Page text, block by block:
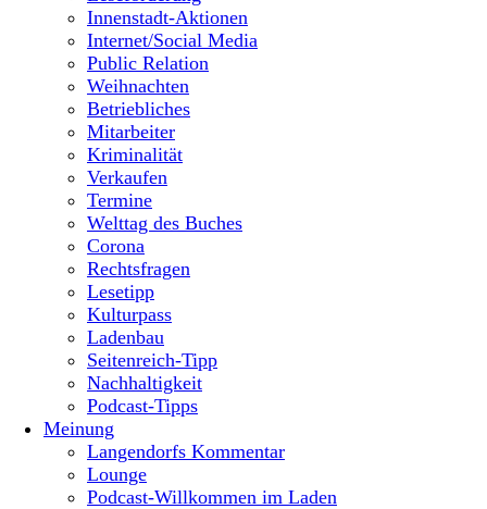
Innenstadt-Aktionen
Internet/Social Media
Public Relation
Weihnachten
Betriebliches
Mitarbeiter
Kriminalität
Verkaufen
Termine
Welttag des Buches
Corona
Rechtsfragen
Lesetipp
Kulturpass
Ladenbau
Seitenreich-Tipp
Nachhaltigkeit
Podcast-Tipps
Meinung
Langendorfs Kommentar
Lounge
Podcast-Willkommen im Laden